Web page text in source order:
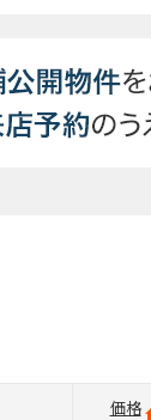
価格